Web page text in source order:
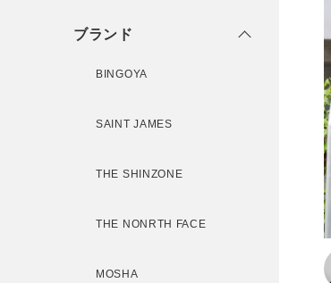
ログイン / マイページ
ブランド
BINGOYA
SAINT JAMES
THE SHINZONE
THE NONRTH FACE
MOSHA